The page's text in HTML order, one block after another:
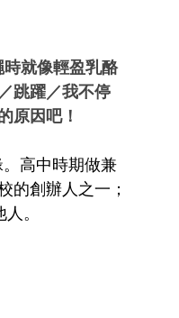
就像輕盈乳酪
跳躍／我不停
原因吧！
高中時期做兼
的創辦人之一；
。